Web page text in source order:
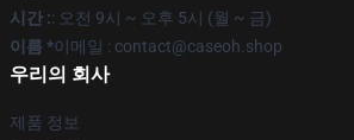
시간 :: 오전 9시 ~ 오후 5시 (월 ~ 금)
이름 *이메일 : contact@caseoh.shop
우리의 회사
제품 정보